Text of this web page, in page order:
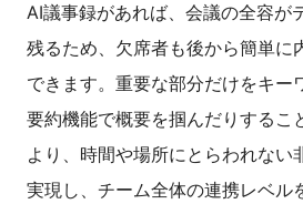
AI議事録があれば、会議の全容が
残るため、欠席者も後から簡単に
できます。重要な部分だけをキー
要約機能で概要を掴んだりするこ
より、時間や場所にとらわれない
実現し、チーム全体の連携レベル